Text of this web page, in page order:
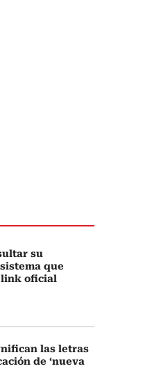
su
que
link oficial
las letras
de ‘nueva